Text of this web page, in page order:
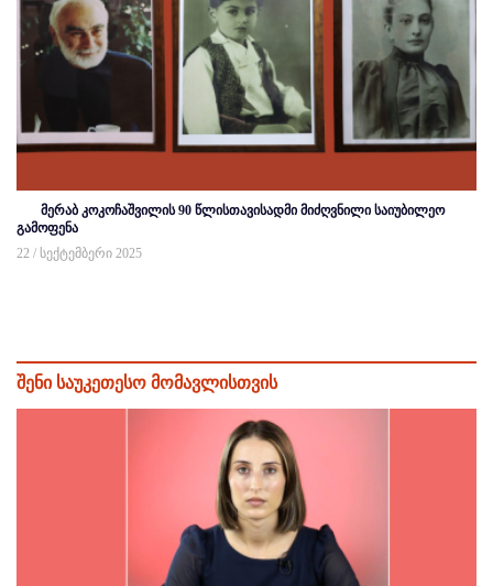
მერაბ კოკოჩაშვილის 90 წლისთავისადმი მიძღვნილი საიუბილეო
გამოფენა
22 / სექტემბერი 2025
შენი საუკეთესო მომავლისთვის